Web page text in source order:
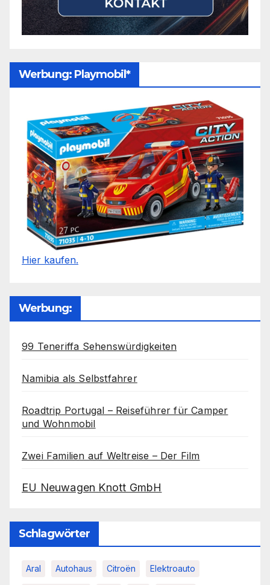
Werbung: Playmobil*
Hier kaufen.
Werbung:
99 Teneriffa Sehenswürdigkeiten
Namibia als Selbstfahrer
Roadtrip Portugal – Reiseführer für Camper
und Wohnmobil
Zwei Familien auf Weltreise – Der Film
EU Neuwagen Knott GmbH
Schlagwörter
Aral Autohaus Citroën Elektroauto